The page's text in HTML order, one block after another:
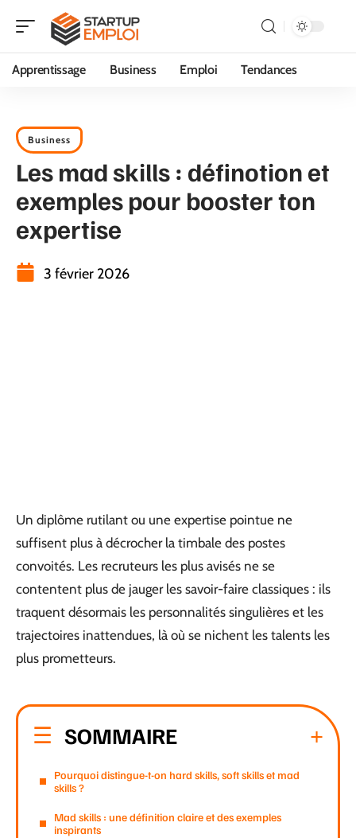
Apprentissage Business Emploi Tendances
Business
Les mad skills : définotion et
exemples pour booster ton
expertise
3 février 2026
Un diplôme rutilant ou une expertise pointue ne
suffisent plus à décrocher la timbale des postes
convoités. Les recruteurs les plus avisés ne se
contentent plus de jauger les savoir-faire classiques : ils
traquent désormais les personnalités singulières et les
trajectoires inattendues, là où se nichent les talents les
plus prometteurs.
SOMMAIRE
Pourquoi distingue-t-on hard skills, soft skills et mad
skills ?
Mad skills : une définition claire et des exemples
inspirants